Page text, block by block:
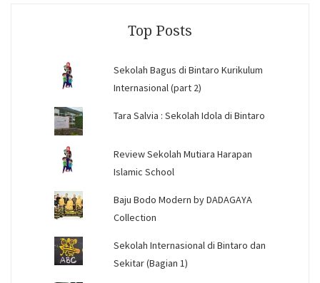
Top Posts
Sekolah Bagus di Bintaro Kurikulum
Internasional (part 2)
Tara Salvia : Sekolah Idola di Bintaro
Review Sekolah Mutiara Harapan
Islamic School
Baju Bodo Modern by DADAGAYA
Collection
Sekolah Internasional di Bintaro dan
Sekitar (Bagian 1)